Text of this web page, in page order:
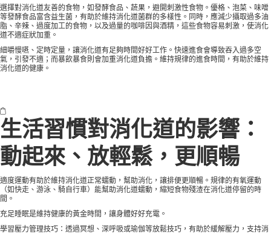
選擇對消化道友善的食物，如發酵食品、蔬果，避開刺激性食物。優格、泡菜、味噌
等發酵食品富含益生菌，有助於維持消化道菌群的多樣性。同時，應減少攝取過多油
脂、辛辣、過度加工的食物，以及過量的咖啡因與酒精，這些食物容易刺激，使消化
道不適症狀加重。
細嚼慢嚥、定時定量，讓消化道有足夠時間好好工作。快速進食會導致吞入過多空
氣，引發不適；而暴飲暴食則會加重消化道負擔。維持規律的進食時間，有助於維持
消化道的健康。
生活習慣對消化道的影響：
動起來、放輕鬆，更順暢
適度運動有助於維持消化道正常蠕動，幫助消化，讓排便更順暢。規律的有氧運動
（如快走、游泳、騎自行車）能幫助消化道蠕動，縮短食物殘渣在消化道停留的時
間。
充足睡眠是維持健康的黃金時間，讓身體好好充電。
學習壓力管理技巧：透過冥想、深呼吸或瑜伽等放鬆技巧，有助於緩解壓力，支持消